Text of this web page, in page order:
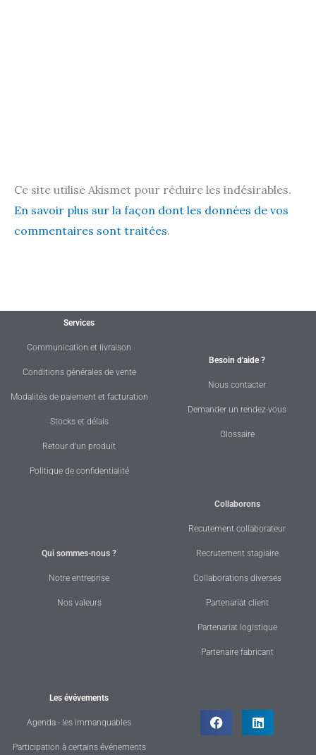
Ce site utilise Akismet pour réduire les indésirables.
En savoir plus sur la façon dont les données de vos
commentaires sont traitées.
Services
Communication et livraison
Conditions générales de vente
Modalités de paiement et facturation
Stocks et délais
Retour d'un produit
Politique de confidentialité
Besoin d'aide ?
Nous contacter
Demander un rendez-vous
Glossaire
Qui sommes-nous ?
Notre entreprise
Nos valeurs
Collaborons
Recutement collaborateur
Recrutement stagiaire
Collaborations diverses
Partenariat client
Partenariat logistique
Partenaire fabricant
Les évévements
Agenda - les immanquables
Participation à certains événements